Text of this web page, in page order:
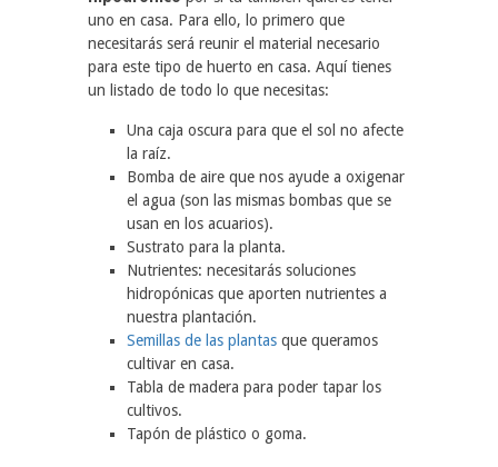
uno en casa. Para ello, lo primero que
necesitarás será reunir el material necesario
para este tipo de huerto en casa. Aquí tienes
un listado de todo lo que necesitas:
Una caja oscura para que el sol no afecte
la raíz.
Bomba de aire que nos ayude a oxigenar
el agua (son las mismas bombas que se
usan en los acuarios).
Sustrato para la planta.
Nutrientes: necesitarás soluciones
hidropónicas que aporten nutrientes a
nuestra plantación.
Semillas de las plantas que queramos
cultivar en casa.
Tabla de madera para poder tapar los
cultivos.
Tapón de plástico o goma.